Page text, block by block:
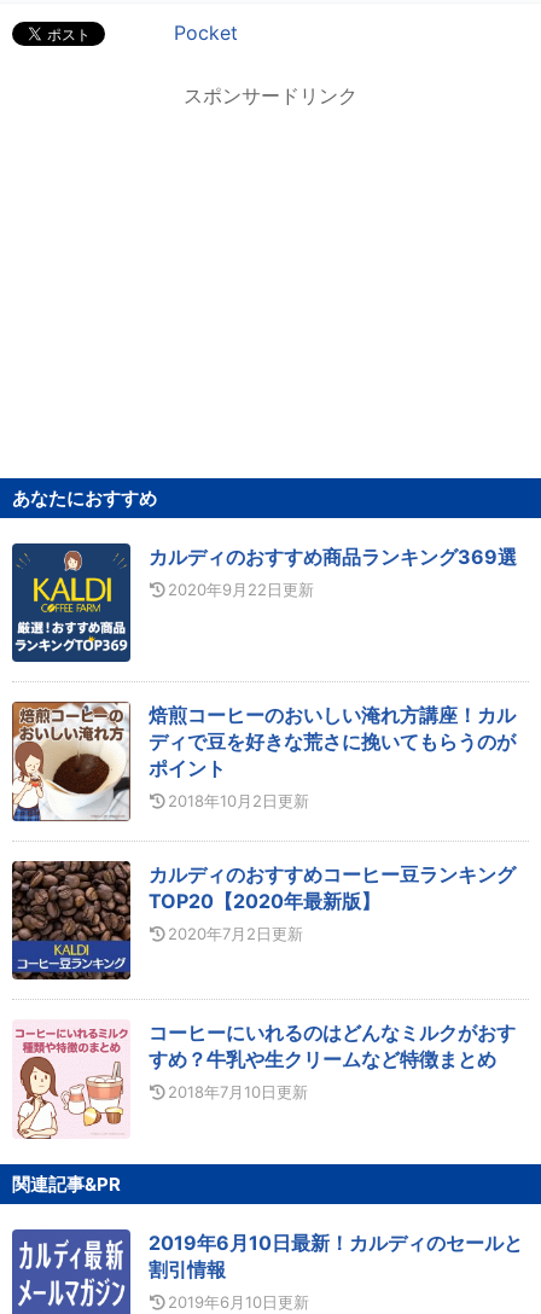
Pocket
スポンサードリンク
あなたにおすすめ
カルディのおすすめ商品ランキング369選
2020年9月22日更新
焙煎コーヒーのおいしい淹れ方講座！カル
ディで豆を好きな荒さに挽いてもらうのが
ポイント
2018年10月2日更新
カルディのおすすめコーヒー豆ランキング
TOP20【2020年最新版】
2020年7月2日更新
コーヒーにいれるのはどんなミルクがおす
すめ？牛乳や生クリームなど特徴まとめ
2018年7月10日更新
関連記事&PR
2019年6月10日最新！カルディのセールと
割引情報
2019年6月10日更新